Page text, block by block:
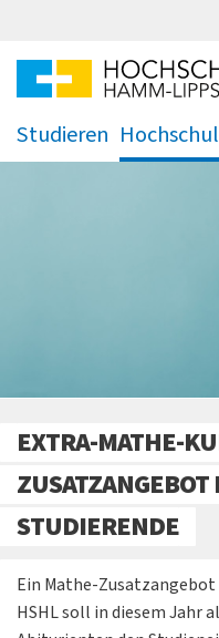
Studieren
. .
EXTRA-MATHE-
STUDIERENDE
Ein Mathe-
HSHL soll in diesem Jahr